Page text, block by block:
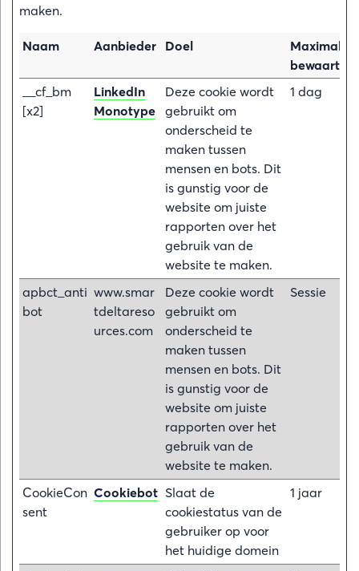
maken.
Naam Aanbieder Doel
Maximale
__cf_bm
[x2]
LinkedIn
Monotype
Deze cookie wordt
gebruikt om
onderscheid te
maken tussen
mensen en bots. Dit
is gunstig voor de
website om juiste
rapporten over het
gebruik van de
website te maken.
1 dag
apbct_anti
bot
www.smar
tdeltareso
urces.com
Deze cookie wordt
gebruikt om
onderscheid te
maken tussen
mensen en bots. Dit
is gunstig voor de
website om juiste
rapporten over het
gebruik van de
website te maken.
Sessie
CookieCon
sent
Cookiebot Slaat de
cookiestatus van de
gebruiker op voor
het huidige domein
1 jaar